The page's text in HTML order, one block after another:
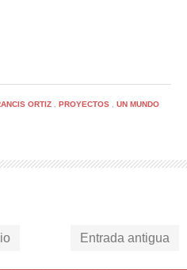
ORTIZ , PROYECTOS , UN MUNDO
Entrada antigua